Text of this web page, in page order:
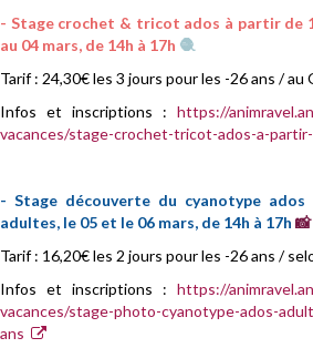
- Stage crochet & tricot ados à partir de
au 04 mars, de 14h à 17h 🧶
Tarif : 24,30€ les 3 jours pour les -26 ans / au
Infos et inscriptions : https://
vacances/stage-crochet-tricot-ados-a-
- Stage découverte du cyanotype
adultes, le 05 et le 06 mars, de 14h à 17h 📸
Tarif : 16,20€ les 2 jours pour les -26 ans /
Infos et inscriptions : https://
vacances/stage-photo-cyanotype-ados-
ans